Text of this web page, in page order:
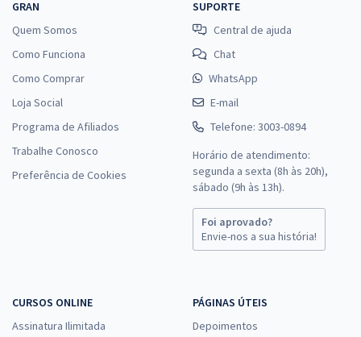
GRAN
Quem Somos
Como Funciona
Como Comprar
Loja Social
Programa de Afiliados
Trabalhe Conosco
Preferência de Cookies
SUPORTE
Central de ajuda
Chat
WhatsApp
E-mail
Telefone: 3003-0894
Horário de atendimento:
segunda a sexta (8h às 20h),
sábado (9h às 13h).
Foi aprovado?
Envie-nos a sua história!
CURSOS ONLINE
Assinatura Ilimitada
PÁGINAS ÚTEIS
Depoimentos